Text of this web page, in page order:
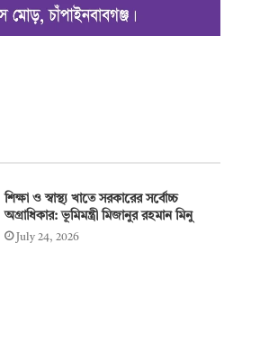
শিক্ষা ও স্বাস্থ্য খাতে সরকারের সর্বোচ্চ
অগ্রাধিকার: ভূমিমন্ত্রী মিজানুর রহমান মিনু
July 24, 2026